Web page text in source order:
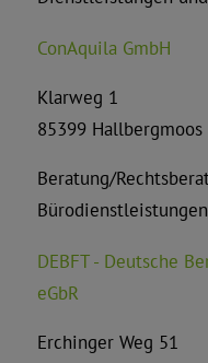
ConAquila GmbH
Klarweg 1
85399 Hallbergmoos
Beratung/
Bürodienstleistungen
DEBFT - Deutsche
eGbR
Erchinger Weg 51